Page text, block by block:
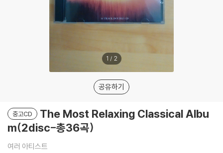
1 / 2
공유하기
중고CD
The Most Relaxing Classical Albu
m(2disc-총36곡)
여러 아티스트